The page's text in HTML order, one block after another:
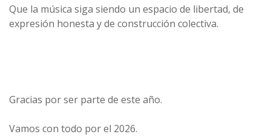
Que la música siga siendo un espacio de libertad, de
expresión honesta y de construcción colectiva.
Gracias por ser parte de este año.
Vamos con todo por el 2026.